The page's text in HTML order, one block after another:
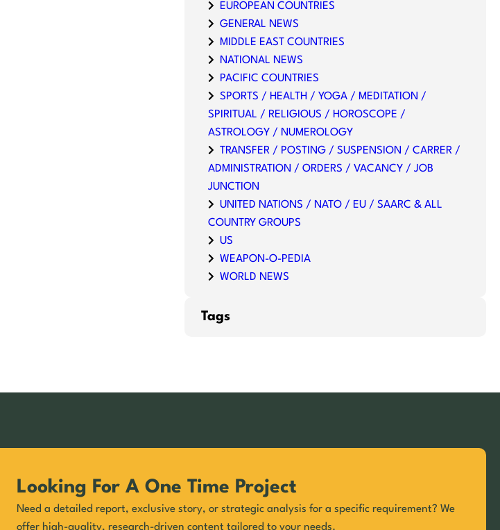
EUROPEAN COUNTRIES
GENERAL NEWS
MIDDLE EAST COUNTRIES
NATIONAL NEWS
PACIFIC COUNTRIES
SPORTS / HEALTH / YOGA / MEDITATION /
SPIRITUAL / RELIGIOUS / HOROSCOPE /
ASTROLOGY / NUMEROLOGY
TRANSFER / POSTING / SUSPENSION / CARRER /
ADMINISTRATION / ORDERS / VACANCY / JOB
JUNCTION
UNITED NATIONS / NATO / EU / SAARC & ALL
COUNTRY GROUPS
US
WEAPON-O-PEDIA
WORLD NEWS
Tags
Looking For A One Time Project
Need a detailed report, exclusive story, or strategic analysis for a specific requirement? We
offer high-quality, research-driven content tailored to your needs.